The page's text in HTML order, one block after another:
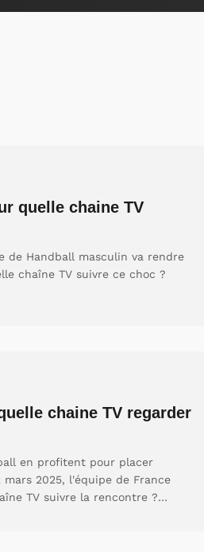
quelle chaine TV
de Handball masculin va rendre
chaîne TV suivre ce choc ?
chaine TV regarder
en profitent pour placer
2025, l'équipe de France
TV suivre la rencontre ?…